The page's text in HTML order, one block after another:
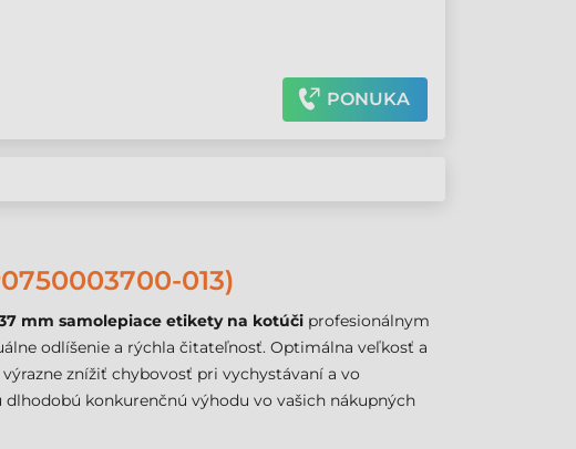
PONUKA
013)
mm samolepiace etikety na kotúči profesionálnym
odlíšenie a rýchla čitateľnosť. Optimálna veľkosť a
znížiť chybovosť pri vychystávaní a vo
konkurenčnú výhodu vo vašich nákupných